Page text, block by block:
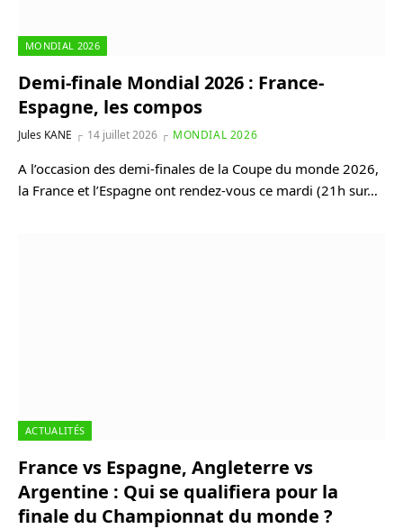
MONDIAL 2026
Demi-finale Mondial 2026 : France-
Espagne, les compos
Jules KANE 14 juillet 2026 MONDIAL 2026
A l’occasion des demi-finales de la Coupe du monde 2026,
la France et l’Espagne ont rendez-vous ce mardi (21h sur…
ACTUALITÉS
France vs Espagne, Angleterre vs
Argentine : Qui se qualifiera pour la
finale du Championnat du monde ?